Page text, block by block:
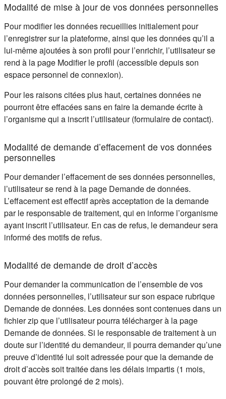
Modalité de mise à jour de vos données personnelles
Pour modifier les données recueillies initialement pour
l’enregistrer sur la plateforme, ainsi que les données qu’il a
lui-même ajoutées à son profil pour l’enrichir, l’utilisateur se
rend à la page Modifier le profil (accessible depuis son
espace personnel de connexion).
Pour les raisons citées plus haut, certaines données ne
pourront être effacées sans en faire la demande écrite à
l’organisme qui a inscrit l’utilisateur (formulaire de contact).
Modalité de demande d’effacement de vos données
personnelles
Pour demander l’effacement de ses données personnelles,
l’utilisateur se rend à la page Demande de données.
L’effacement est effectif après acceptation de la demande
par le responsable de traitement, qui en informe l’organisme
ayant inscrit l’utilisateur. En cas de refus, le demandeur sera
informé des motifs de refus.
Modalité de demande de droit d’accès
Pour demander la communication de l’ensemble de vos
données personnelles, l’utilisateur sur son espace rubrique
Demande de données. Les données sont contenues dans un
fichier zip que l’utilisateur pourra télécharger à la page
Demande de données. Si le responsable de traitement à un
doute sur l’identité du demandeur, il pourra demander qu’une
preuve d’identité lui soit adressée pour que la demande de
droit d’accès soit traitée dans les délais impartis (1 mois,
pouvant être prolongé de 2 mois).